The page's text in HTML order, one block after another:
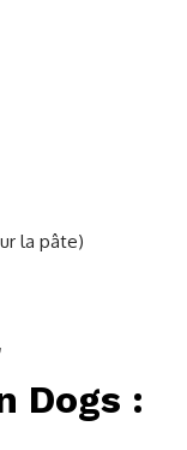
la pâte)
Dogs :